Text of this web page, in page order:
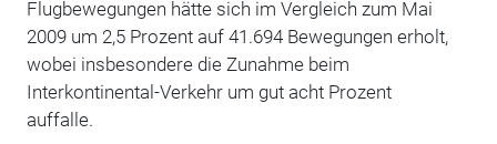
Flugbewegungen hätte sich im Vergleich zum Mai
2009 um 2,5 Prozent auf 41.694 Bewegungen erholt,
wobei insbesondere die Zunahme beim
Interkontinental-Verkehr um gut acht Prozent
auffalle.